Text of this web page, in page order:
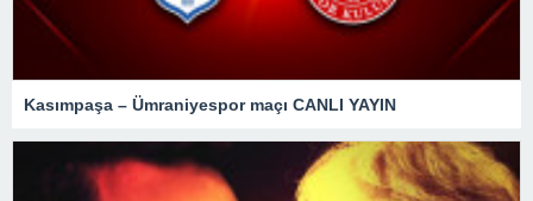
Kasımpaşa – Ümraniyespor maçı CANLI YAYIN